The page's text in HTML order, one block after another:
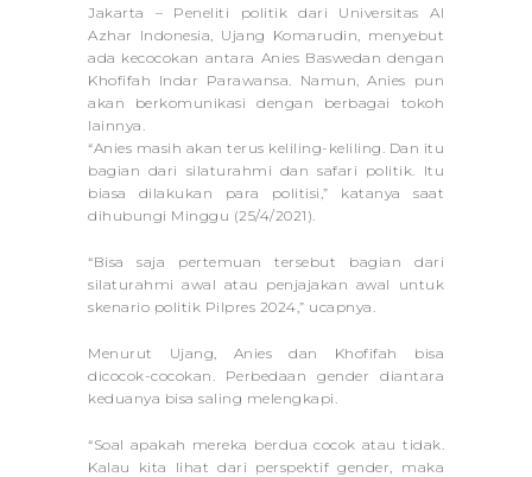
Jakarta – Peneliti politik dari Universitas Al
Azhar Indonesia, Ujang Komarudin, menyebut
ada kecocokan antara Anies Baswedan dengan
Khofifah Indar Parawansa. Namun, Anies pun
akan berkomunikasi dengan berbagai tokoh
lainnya.
“Anies masih akan terus keliling-keliling. Dan itu
bagian dari silaturahmi dan safari politik. Itu
biasa dilakukan para politisi,” katanya saat
dihubungi Minggu (25/4/2021).
“Bisa saja pertemuan tersebut bagian dari
silaturahmi awal atau penjajakan awal untuk
skenario politik Pilpres 2024,” ucapnya.
Menurut Ujang, Anies dan Khofifah bisa
dicocok-cocokan. Perbedaan gender diantara
keduanya bisa saling melengkapi.
“Soal apakah mereka berdua cocok atau tidak.
Kalau kita lihat dari perspektif gender, maka